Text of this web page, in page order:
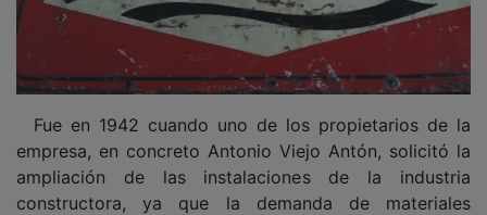
PUBLICIDAD